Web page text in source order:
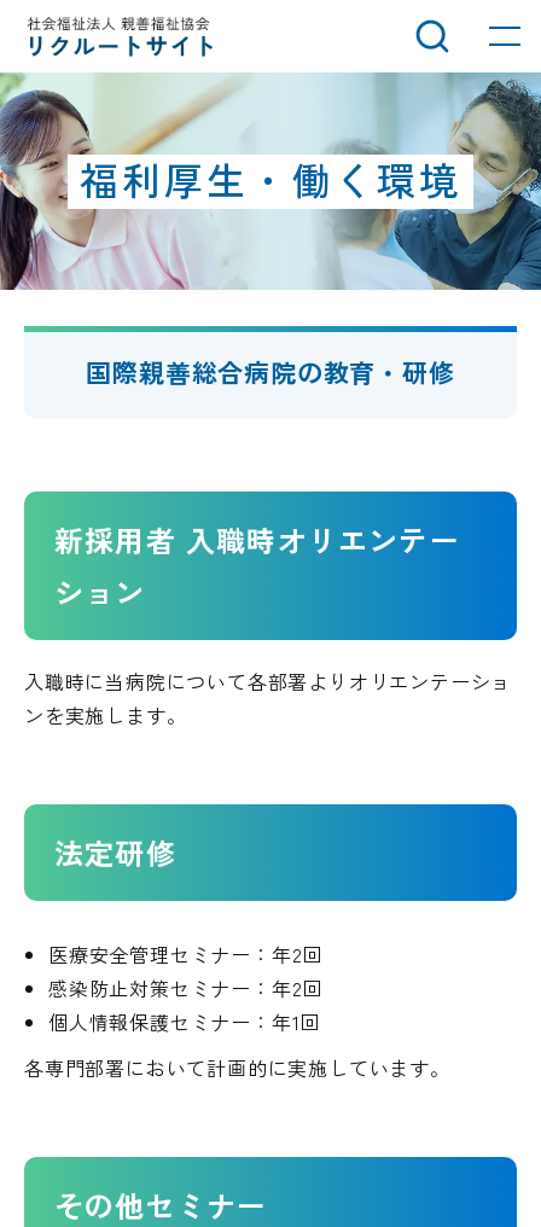
ー
バ
ル
ナ
ビ
ゲ
ー
へ
カ
ル
ナ
ビ
ゲ
ー
シ
タ
ー
へ
福利厚生・働く環境
国際親善総合病院の教育・研修
新採用者 入職時オリエンテー
ション
入職時に当病院について各部署よりオリエンテーショ
ンを実施します。
法定研修
医療安全管理セミナー：年2回
感染防止対策セミナー：年2回
個人情報保護セミナー：年1回
各専門部署において計画的に実施しています。
その他セミナー